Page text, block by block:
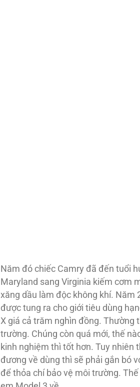
Năm đó chiếc Camry đã đến tuổi
Maryland sang Virginia kiếm cơm
xăng dầu làm độc không khí. Năm
được tung ra cho giới tiêu dùng
X giá cả trăm nghìn đồng. Thường
trường. Chúng còn quá mới, thế
kinh nghiệm thì tốt hơn. Tuy
đương về dùng thì sẽ phải gắn bó
để thỏa chí bảo vệ môi trường.